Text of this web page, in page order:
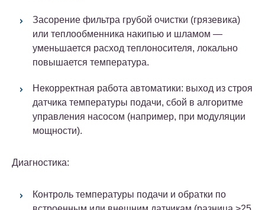
Засорение фильтра грубой очистки (грязевика)
или теплообменника накипью и шламом —
уменьшается расход теплоносителя, локально
повышается температура.
Некорректная работа автоматики: выход из строя
датчика температуры подачи, сбой в алгоритме
управления насосом (например, при модуляции
мощности).
Диагностика:
Контроль температуры подачи и обратки по